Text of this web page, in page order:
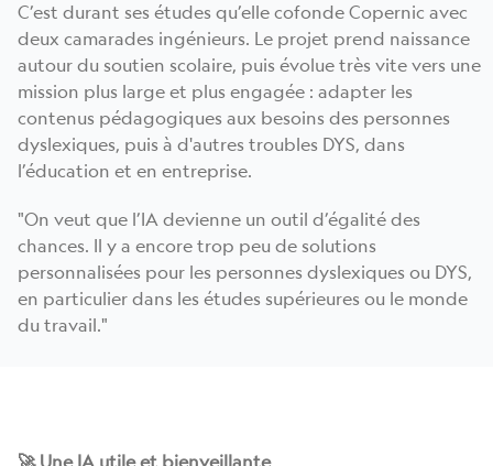
C’est durant ses études qu’elle cofonde Copernic avec
deux camarades ingénieurs. Le projet prend naissance
autour du soutien scolaire, puis évolue très vite vers une
mission plus large et plus engagée : adapter les
contenus pédagogiques aux besoins des personnes
dyslexiques, puis à d'autres troubles DYS, dans
l’éducation et en entreprise.
"On veut que l’IA devienne un outil d’égalité des
chances. Il y a encore trop peu de solutions
personnalisées pour les personnes dyslexiques ou DYS,
en particulier dans les études supérieures ou le monde
du travail."
🚀 Une IA utile et bienveillante